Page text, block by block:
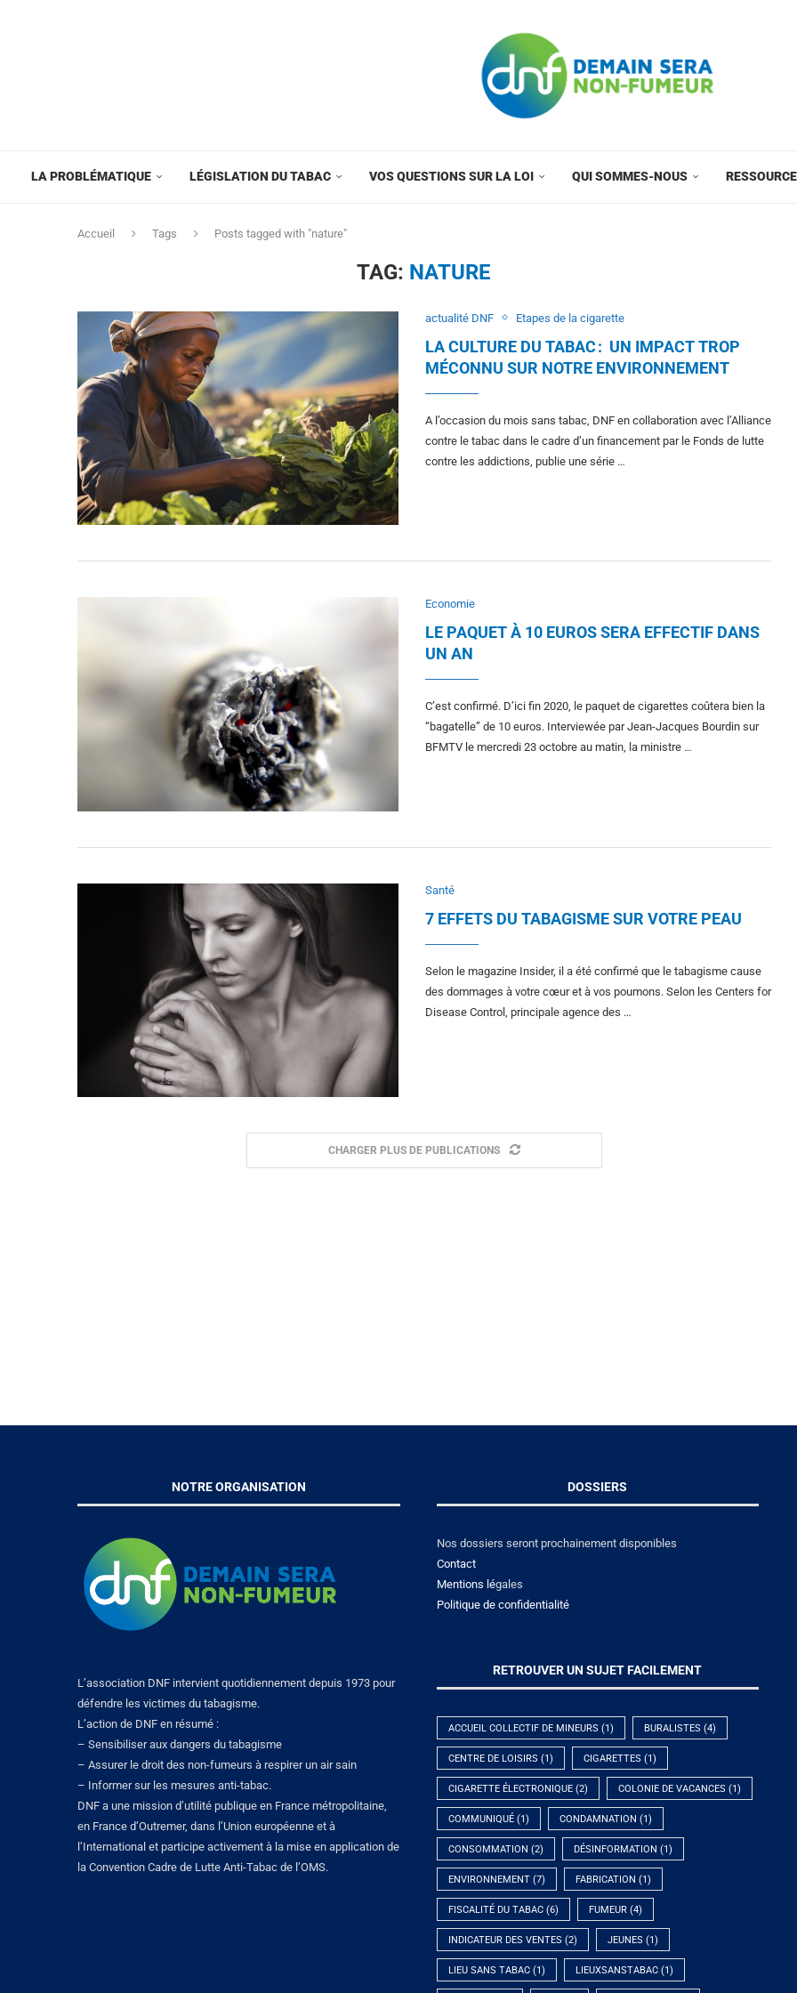
LA PROBLÉMATIQUE LÉGISLATION DU TABAC VOS QUESTIONS SUR LA LOI QUI SOMMES-NOUS
Accueil Tags Posts tagged with "nature"
TAG: NATURE
actualité DNF Etapes de la cigarette
LA CULTURE DU TABAC : UN IMPACT TROP
MÉCONNU SUR NOTRE ENVIRONNEMENT
A l’occasion du mois sans tabac, DNF en collaboration avec l’Alliance
contre le tabac dans le cadre d’un financement par le Fonds de lutte
contre les addictions, publie une série …
Economie
LE PAQUET À 10 EUROS SERA EFFECTIF DANS
UN AN
C’est confirmé. D’ici fin 2020, le paquet de cigarettes coûtera bien la
“bagatelle” de 10 euros. Interviewée par Jean-Jacques Bourdin sur
BFMTV le mercredi 23 octobre au matin, la ministre …
Santé
7 EFFETS DU TABAGISME SUR VOTRE PEAU
Selon le magazine Insider, il a été confirmé que le tabagisme cause
des dommages à votre cœur et à vos poumons. Selon les Centers for
Disease Control, principale agence des …
CHARGER PLUS DE PUBLICATIONS
NOTRE ORGANISATION
L’association DNF intervient quotidiennement depuis 1973 pour
défendre les victimes du tabagisme.
L’action de DNF en résumé :
– Sensibiliser aux dangers du tabagisme
– Assurer le droit des non-fumeurs à respirer un air sain
– Informer sur les mesures anti-tabac.
DNF a une mission d’utilité publique en France métropolitaine,
en France d’Outremer, dans l’Union européenne et à
l’International et participe activement à la mise en application de
la Convention Cadre de Lutte Anti-Tabac de l’OMS.
DOSSIERS
Nos dossiers seront prochainement disponibles
Contact
Mentions légales
Politique de confidentialité
RETROUVER UN SUJET FACILEMENT
ACCUEIL COLLECTIF DE MINEURS (1) BURALISTES (4)
CENTRE DE LOISIRS (1) CIGARETTES (1)
CIGARETTE ÉLECTRONIQUE(2) COLONIE DE VACANCES (1)
COMMUNIQUÉ(1) CONDAMNATION (1)
CONSOMMATION (2) DÉSINFORMATION (1)
ENVIRONNEMENT(7) FABRICATION (1)
FISCALITÉ DU TABAC(6) FUMEUR(4)
INDICATEUR DES VENTES (2) JEUNES (1)
LIEU SANS TABAC(1) LIEUXSANSTABAC(1)